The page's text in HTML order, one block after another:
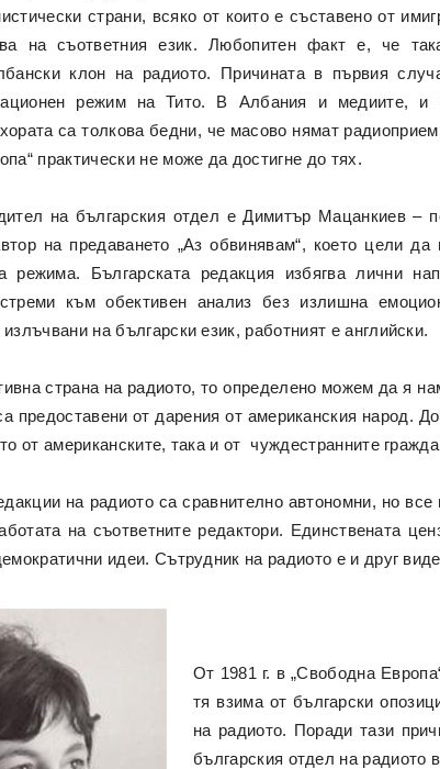
страни, всяко от които е съставено от
на съответния език. Любопитен факт е, че
клон на радиото. Причината в първия
режим на Тито. В Албания и медиите, и
са толкова бедни, че масово нямат
практически не може да достигне до тях.
на българския отдел е Димитър Мацанкиев –
на предаването „Аз обвинявам“, което цели да
режима. Българската редакция избягва лични
към обективен анализ без излишна
на български език, работният е английски.
страна на радиото, то определено можем да я
предоставени от дарения от американския народ.
от американските, така и от чуждестранните
на радиото са сравнително автономни, но
на съответните редактори. Единствената
идеи. Сътрудник на радиото е и друг
От 1981 г. в „Свободна
тя взима от български
на радиото. Поради тази
българския отдел на радиото